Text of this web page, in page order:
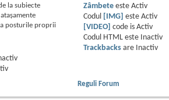
la subiecte
posturile proprii
Zâmbeteeste Activ
Codul
[IMG] este Activ
[VIDEO] code is Activ
Codul HTML este
Inactiv
Trackbacksare
Inactiv
Reguli Forum